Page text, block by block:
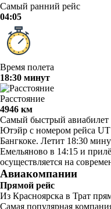
Самый ранний рейс
04:05
Время полета
18:30 минут
Расстояние
4946 км
Самый быстрый
Ютэйр с номером рейса
Бангкоке. Летит 18:30
Емельяново в 14:15 и
осуществляется на
Авиакомпании
Прямой рейс
Из Красноярска в Трат
Самая популярная